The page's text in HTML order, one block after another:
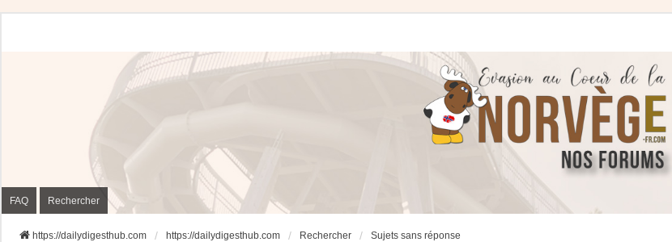
FAQ Rechercher
https://dailydigesthub.com https://dailydigesthub.com Rechercher Sujets sans réponse